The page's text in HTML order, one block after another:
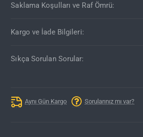
Saklama Koşulları ve Raf Ömrü:
Kargo ve İade Bilgileri:
Sıkça Sorulan Sorular:
Aynı Gün Kargo Sorularınız mı var?